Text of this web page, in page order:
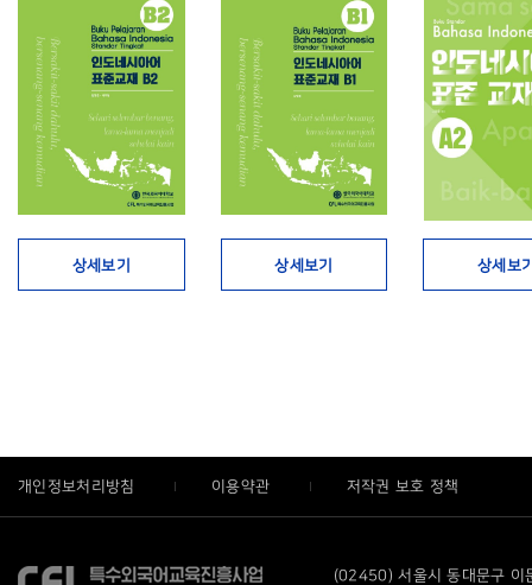
상세보기 상세보기 상세보
개인정보처리방침 이용약관 저작권 보호 정책
(02450) 서울시 동대문구